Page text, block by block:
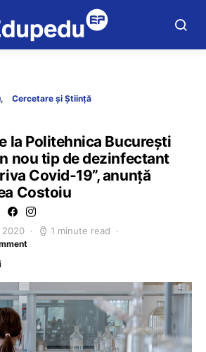
Cercetare și Știință
la Politehnica București
nou tip de dezinfectant
Covid-19”, anunță
Costoiu
2020 1 minute read